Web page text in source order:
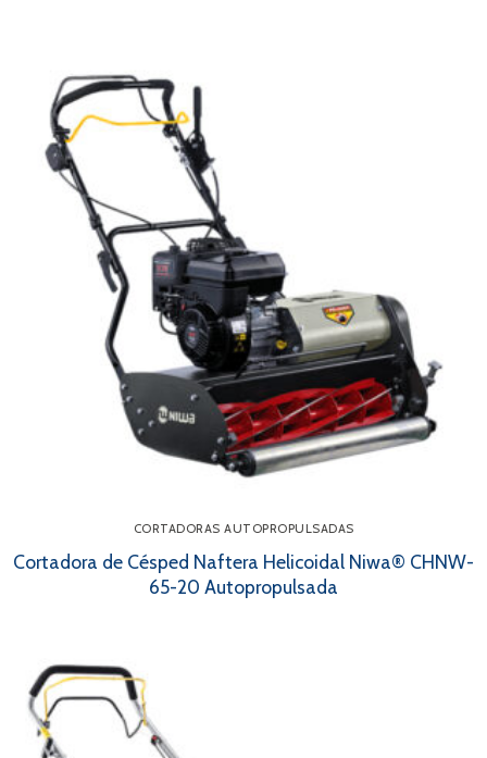
CORTADORAS AUTOPROPULSADAS
Cortadora de Césped Naftera Helicoidal Niwa® CHNW-
65-20 Autopropulsada